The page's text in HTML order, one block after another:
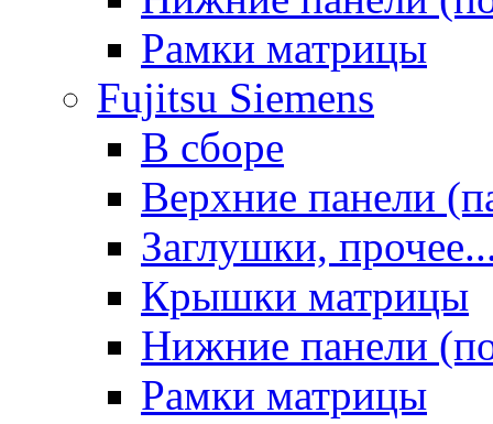
Рамки матрицы
Fujitsu Siemens
В сборе
Верхние панели
Заглушки,
Крышки матрицы
Нижние панели
Рамки матрицы